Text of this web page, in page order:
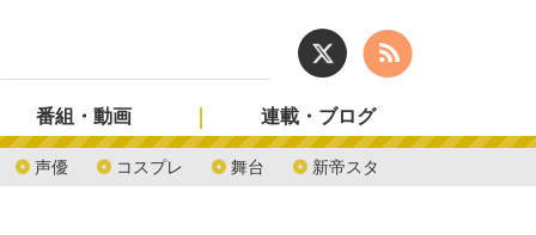
声優 コスプレ 舞台 新帝スタ
番組・動画 連載・ブログ